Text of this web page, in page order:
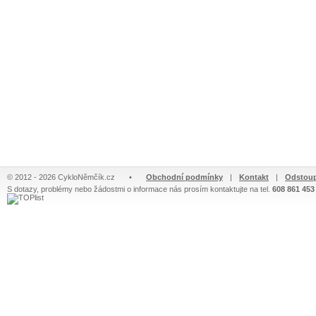
© 2012 - 2026 CykloNěmčík.cz • Obchodní podmínky | Kontakt |
S dotazy, problémy nebo žádostmi o informace nás prosím kontaktujte na tel. 608 861 453